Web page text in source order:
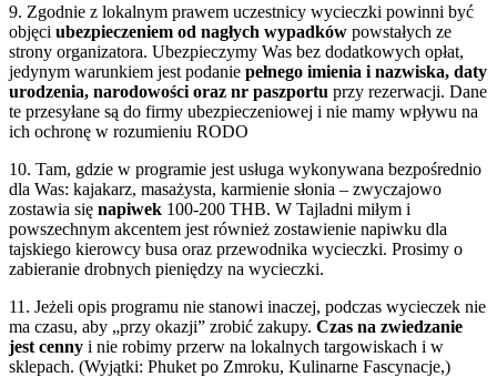
9. Zgodnie z lokalnym prawem uczestnicy wycieczki powinni być
objęci ubezpieczeniem od nagłych wypadków powstałych ze
strony organizatora. Ubezpieczymy Was bez dodatkowych opłat,
jedynym warunkiem jest podanie pełnego imienia i nazwiska, daty
urodzenia, narodowości oraz nr paszportu przy rezerwacji. Dane
te przesyłane są do firmy ubezpieczeniowej i nie mamy wpływu na
ich ochronę w rozumieniu RODO
10. Tam, gdzie w programie jest usługa wykonywana bezpośrednio
dla Was: kajakarz, masażysta, karmienie słonia – zwyczajowo
zostawia się napiwek 100-200 THB. W Tajladni miłym i
powszechnym akcentem jest również zostawienie napiwku dla
tajskiego kierowcy busa oraz przewodnika wycieczki. Prosimy o
zabieranie drobnych pieniędzy na wycieczki.
11. Jeżeli opis programu nie stanowi inaczej, podczas wycieczek nie
ma czasu, aby „przy okazji” zrobić zakupy. Czas na zwiedzanie
jest cenny i nie robimy przerw na lokalnych targowiskach i w
sklepach. (Wyjątki: Phuket po Zmroku, Kulinarne Fascynacje,)